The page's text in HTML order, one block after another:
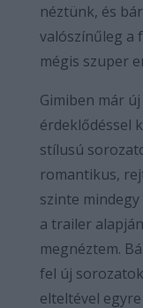
néztünk, és
valószínűleg a
mégis szuper
Gimiben már
érdeklődéssel
stílusú
romantikus,
szinte
a trailer
megnéztem.
fel új
elteltével